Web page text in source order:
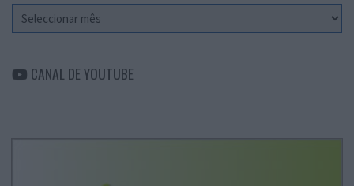
Arquivo
CANAL DE YOUTUBE